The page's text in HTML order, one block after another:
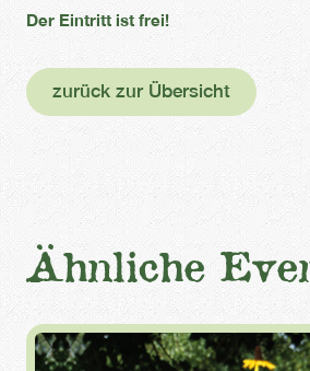
Der Eintritt ist frei!
zurück zur Übersicht
Ähnliche